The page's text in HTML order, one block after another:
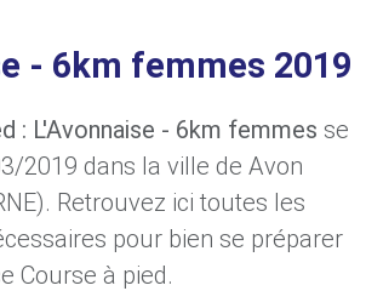
- 6km femmes 2019
: L'Avonnaise - 6km femmes se
2019 dans la ville de Avon
Retrouvez ici toutes les
pour bien se préparer
Course à pied.